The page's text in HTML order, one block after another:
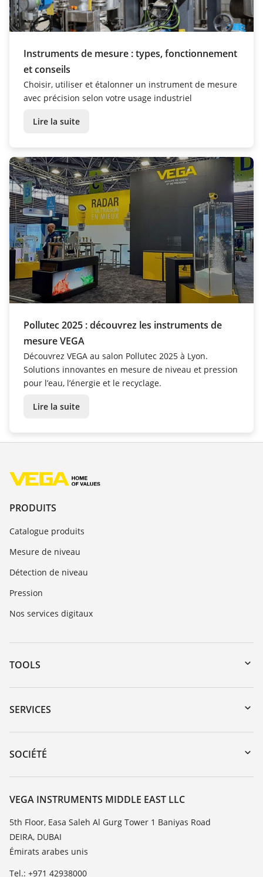
Instruments de mesure : types, fonctionnement
et conseils
Choisir, utiliser et étalonner un instrument de mesure
avec précision selon votre usage industriel
Lire la suite
Pollutec 2025 : découvrez les instruments de
mesure VEGA
Découvrez VEGA au salon Pollutec 2025 à Lyon.
Solutions innovantes en mesure de niveau et pression
pour l’eau, l’énergie et le recyclage.
Lire la suite
PRODUITS
Catalogue produits
Mesure de niveau
Détection de niveau
Pression
Nos services digitaux
TOOLS
Téléchargements
Recherche par numéro de série
DTM Collection/PACTware
SERVICES
Retour d'appareil
Formations
Liste de compatibilité chimique
TeamViewer
SOCIÉTÉ
À propos de VEGA
Contact
News
Presse
Blog
VEGA INSTRUMENTS MIDDLE EAST LLC
5th Floor, Easa Saleh Al Gurg Tower 1 Baniyas Road
DEIRA, DUBAI
Émirats arabes unis
Tel.: +971 42938000